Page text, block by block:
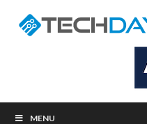
MENU